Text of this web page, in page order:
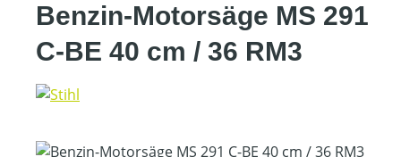
Benzin-Motorsäge MS 291
C-BE 40 cm / 36 RM3
Bildergalerie überspringen